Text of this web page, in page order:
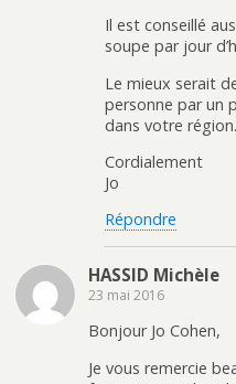
Il est conseillé
soupe par jour
Le mieux serait
personne par un
dans votre région.
Cordialement
Jo
Répondre
HASSID Michèle
23 mai 2016
Bonjour Jo Cohen,
Je vous remercie